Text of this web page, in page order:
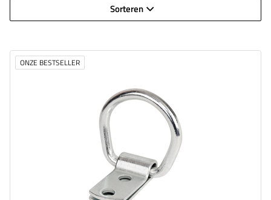
Sorteren
ONZE BESTSELLER
Gatdiameter:
Gegalvaniseerde staal